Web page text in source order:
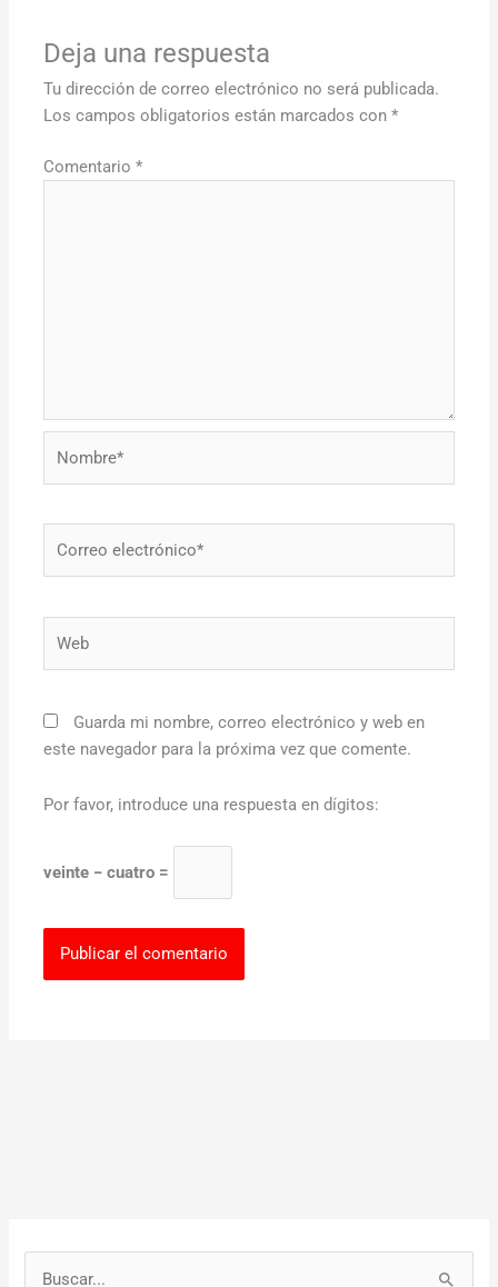
Deja una respuesta
Tu dirección de correo electrónico no será publicada.
Los campos obligatorios están marcados con*
Comentario*
Guarda mi nombre, correo electrónico y web en
este navegador para la próxima vez que comente.
Por favor, introduce una respuesta en dígitos:
veinte − cuatro =